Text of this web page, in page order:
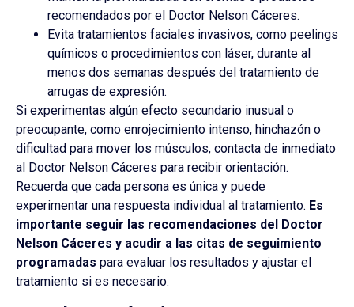
recomendados por el Doctor Nelson Cáceres.
Evita tratamientos faciales invasivos, como peelings
químicos o procedimientos con láser, durante al
menos dos semanas después del tratamiento de
arrugas de expresión.
Si experimentas algún efecto secundario inusual o
preocupante, como enrojecimiento intenso, hinchazón o
dificultad para mover los músculos, contacta de inmediato
al Doctor Nelson Cáceres para recibir orientación.
Recuerda que cada persona es única y puede
experimentar una respuesta individual al tratamiento. Es
importante seguir las recomendaciones del Doctor
Nelson Cáceres y acudir a las citas de seguimiento
programadas para evaluar los resultados y ajustar el
tratamiento si es necesario.